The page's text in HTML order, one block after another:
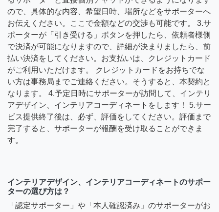
ので、具体的な内容、希望日時、場所などをサポーターへ
お伝えください。ここで金額などの交渉も可能です。 3.サ
ポーターが「引き受ける」ボタンを押したら、依頼者様側
で決済が可能になりますので、詳細が決まりましたら、前
払い決済をしてください。お支払いは、クレジットカード
がご利用いただけます。 クレジットカードをお持ちでな
い方は事務局までご連絡ください。そうすると、本契約と
なります。 4.予定日時にサポーターが訪問して、インテリ
アデザイン、インテリアコーディネートをします！ 5.サー
ビス提供終了後は、必ず、評価をしてください。評価まで
完了すると、サポーターが報酬を受け取ることができま
す。
インテリアデザイン、インテリアコーディネートのサポー
ターの選び方は？
「認定サポーター」や「本人確認済み」のサポーターがお